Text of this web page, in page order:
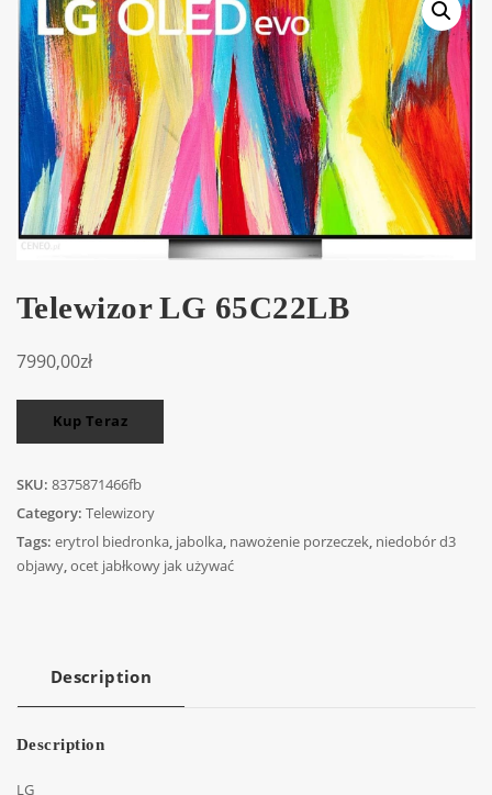
Telewizor LG 65C22LB
7990,00zł
Kup Teraz
SKU: 8375871466fb
Category: Telewizory
Tags: erytrol biedronka, jabolka, nawożenie porzeczek, niedobór d3
objawy,ocet jabłkowy jak używać
Description
Description
LG